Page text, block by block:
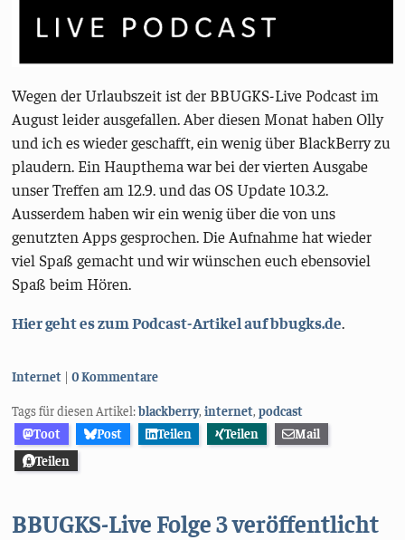
Wegen der Urlaubszeit ist der BBUGKS-Live Podcast im
August leider ausgefallen. Aber diesen Monat haben Olly
und ich es wieder geschafft, ein wenig über BlackBerry zu
plaudern. Ein Haupthema war bei der vierten Ausgabe
unser Treffen am 12.9. und das OS Update 10.3.2.
Ausserdem haben wir ein wenig über die von uns
genutzten Apps gesprochen. Die Aufnahme hat wieder
viel Spaß gemacht und wir wünschen euch ebensoviel
Spaß beim Hören.
Hier geht es zum Podcast-Artikel auf bbugks.de.
Kategorien:
Internet 0 Kommentare
Tags für diesen Artikel:blackberry,internet,podcast
Toot
Post Teilen Teilen
Mail
Teilen
BBUGKS-Live Folge 3 veröffentlicht